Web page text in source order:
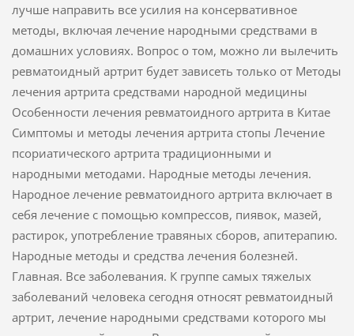
лучше направить все усилия на консервативное
методы, включая лечение народными средствами в
домашних условиях. Вопрос о том, можно ли вылечить
ревматоидный артрит будет зависеть только от Методы
лечения артрита средствами народной медицины
Особенности лечения ревматоидного артрита в Китае
Симптомы и методы лечения артрита стопы Лечение
псориатического артрита традиционными и
народными методами. Народные методы лечения.
Народное лечение ревматоидного артрита включает в
себя лечение с помощью компрессов, пиявок, мазей,
растирок, употребление травяных сборов, апитерапию.
Народные методы и средства лечения болезней.
Главная. Все заболевания. К группе самых тяжелых
заболеваний человека сегодня относят ревматоидный
артрит, лечение народными средствами которого мы